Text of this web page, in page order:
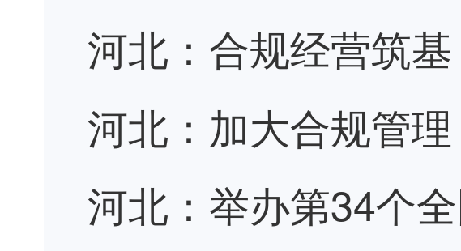
河北：合规经营筑
河北：加大合规管
河北：举办第34个